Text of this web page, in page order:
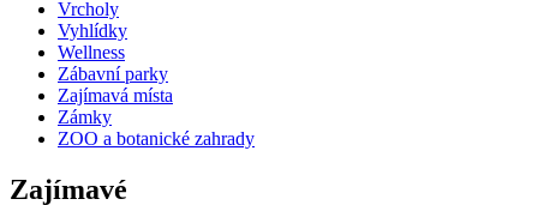
Vrcholy
Vyhlídky
Wellness
Zábavní parky
Zajímavá místa
Zámky
ZOO a botanické zahrady
Zajímavé